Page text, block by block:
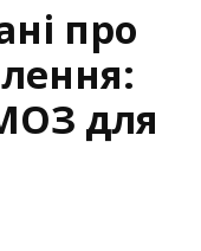
про
для